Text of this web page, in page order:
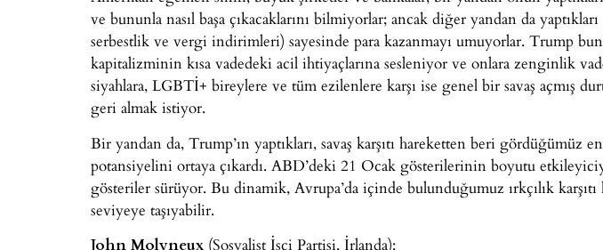
ve bununla nasıl başa çıkacaklarını bilmiyorlar; ancak diğer yandan da
serbestlik ve vergi indirimleri) sayesinde para kazanmayı umuyorlar. Trump
kapitalizminin kısa vadedeki acil ihtiyaçlarına sesleniyor ve onlara zenginlik
siyahlara, LGBTİ+ bireylere ve tüm ezilenlere karşı ise genel bir savaş açmış
geri almak istiyor.
Bir yandan da, Trump’ın yaptıkları, savaş karşıtı hareketten beri gördüğümüz
potansiyelini ortaya çıkardı. ABD’deki 21 Ocak gösterilerinin boyutu
gösteriler sürüyor. Bu dinamik, Avrupa’da içinde bulunduğumuz ırkçılık
seviyeye taşıyabilir.
John Molyneux (Sosyalist İşçi Partisi, İrlanda):